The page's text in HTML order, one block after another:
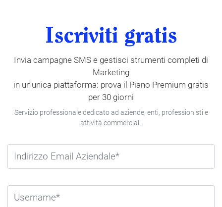
Iscriviti gratis
Invia campagne SMS e gestisci strumenti completi di
Marketing
in un'unica piattaforma: prova il Piano Premium gratis
per 30 giorni
Servizio professionale dedicato ad aziende, enti, professionisti e
attività commerciali.